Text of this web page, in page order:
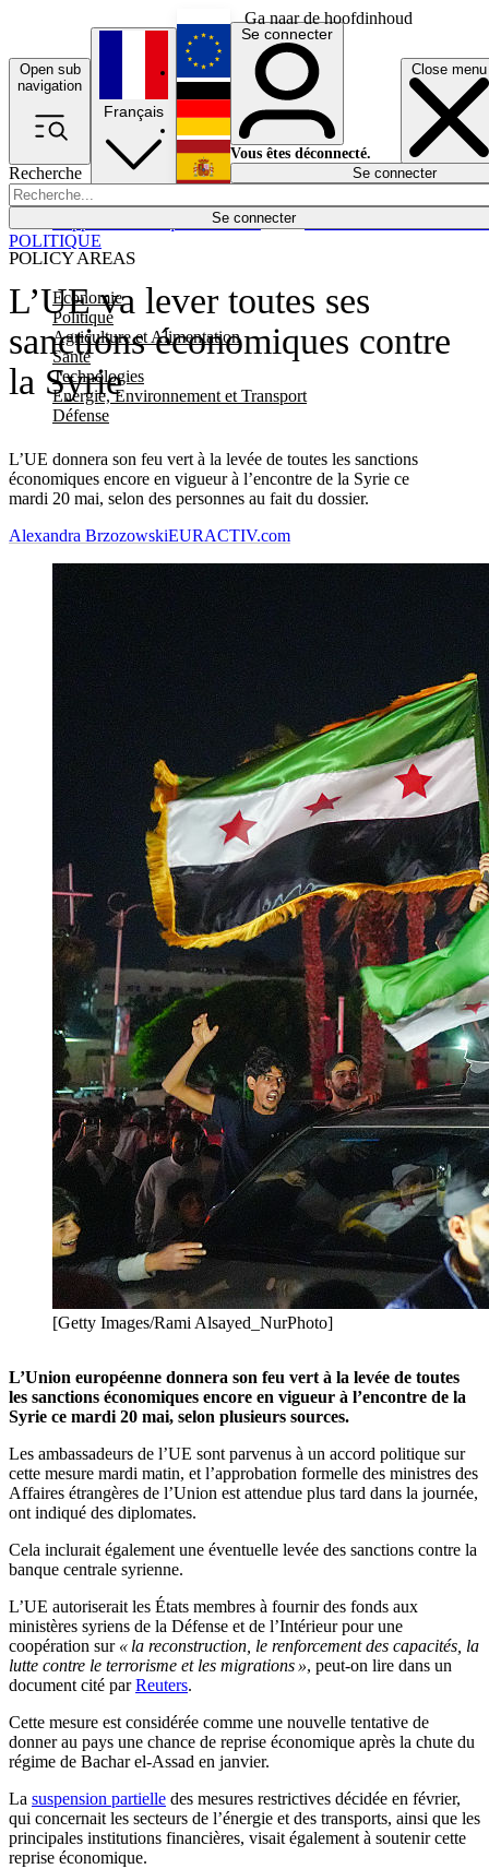
Ga naar de hoofdinhoud
Open sub
navigation
Close menu
Recherche
Se connecter
POLICY AREAS
Economie
Politique
Agriculture et Alimentation
Santé
Technologies
Energie, Environnement et Transport
Défense
Économie
Français
English
Deutsch
Español
Se connecter
Vous êtes déconnecté.
Se connecter
L’UE va lever toutes ses
sanctions économiques contre
la Syrie
L’UE donnera son feu vert à la levée de toutes les sanctions
économiques encore en vigueur à l’encontre de la Syrie ce
mardi 20 mai, selon des personnes au fait du dossier.
POLITIQUE
Alexandra BrzozowskiEURACTIV.com
[Getty Images/Rami Alsayed_NurPhoto]
L’Union européenne donnera son feu vert à la levée de toutes
les sanctions économiques encore en vigueur à l’encontre de la
Syrie ce mardi 20 mai, selon plusieurs sources.
Les ambassadeurs de l’UE sont parvenus à un accord politique sur
cette mesure mardi matin, et l’approbation formelle des ministres des
Affaires étrangères de l’Union est attendue plus tard dans la journée,
ont indiqué des diplomates.
Cela inclurait également une éventuelle levée des sanctions contre la
banque centrale syrienne.
L’UE autoriserait les États membres à fournir des fonds aux
ministères syriens de la Défense et de l’Intérieur pour une
coopération sur « la reconstruction, le renforcement des capacités, la
lutte contre le terrorisme et les migrations », peut-on lire dans un
document cité parReuters.
Cette mesure est considérée comme une nouvelle tentative de
donner au pays une chance de reprise économique après la chute du
régime de Bachar el-Assad en janvier.
La suspension partielle des mesures restrictives décidée en février,
qui concernait les secteurs de l’énergie et des transports, ainsi que les
principales institutions financières, visait également à soutenir cette
reprise économique.